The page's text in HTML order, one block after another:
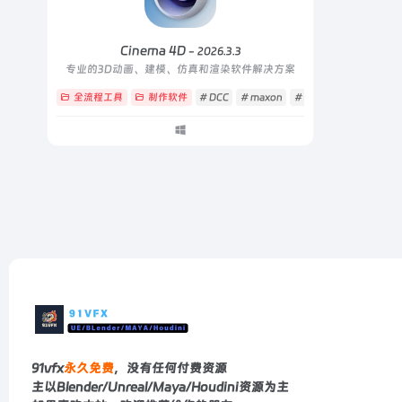
Cinema 4D- 2026.3.3
专业的3D动画、建模、仿真和渲染软件解决方案
全流程工具 制作软件 # DCC # maxon # 全流程
91vfx永久免费，没有任何付费资源
主以Blender/Unreal/Maya/Houdini资源为主